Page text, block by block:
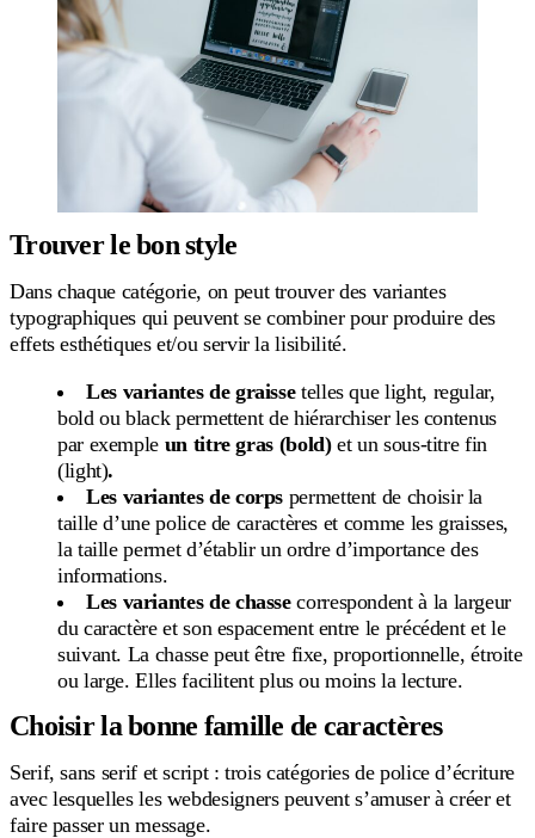
Trouver le bon style
Dans chaque catégorie, on peut trouver des variantes
typographiques qui peuvent se combiner pour produire des
effets esthétiques et/ou servir la lisibilité.
Les variantes de graissetelles que light, regular,
bold ou black permettent de hiérarchiser les contenus
par exemple un titre gras (bold)et un sous-titre fin
(light).
Les variantes de corps permettent de choisir la
taille d’une police de caractères et comme les graisses,
la taille permet d’établir un ordre d’importance des
informations.
Les variantes de chassecorrespondent à la largeur
du caractère et son espacement entre le précédent et le
suivant. La chasse peut être fixe, proportionnelle, étroite
ou large. Elles facilitent plus ou moins la lecture.
Choisir la bonne famille de caractères
Serif, sans serif et script : trois catégories de police d’écriture
avec lesquelles les webdesigners peuvent s’amuser à créer et
faire passer un message.